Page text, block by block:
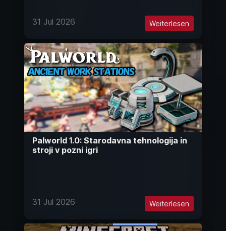
31 Jul 2026 Weiterlesen
Palworld 1.0: Starodavna tehnologija in
stroji v pozni igri
31 Jul 2026 Weiterlesen